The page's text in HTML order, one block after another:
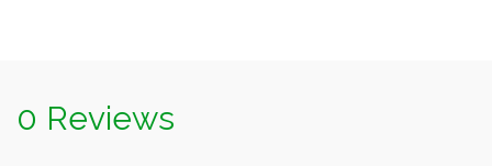
0 Reviews